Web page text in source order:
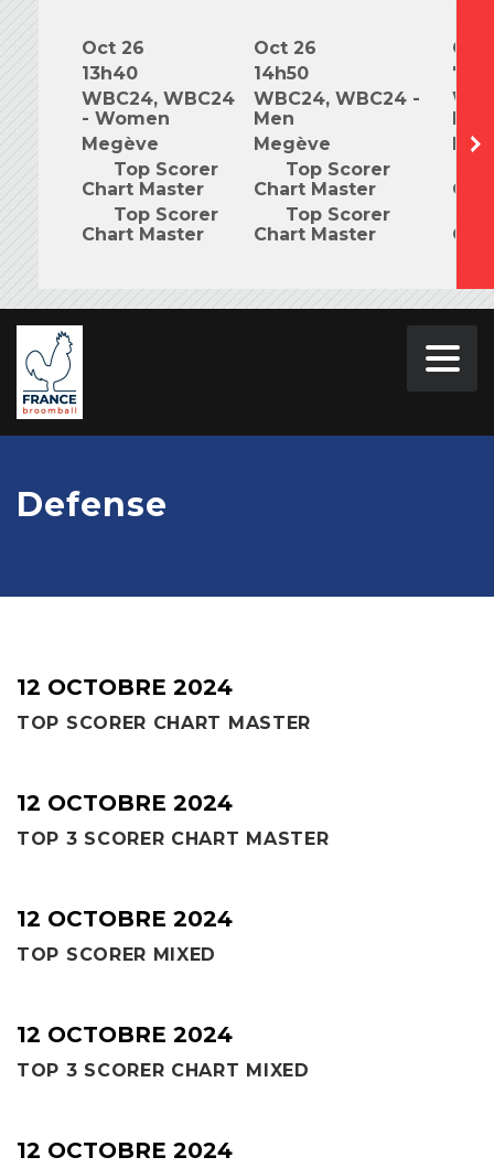
Oct 26
13h40
WBC24, WBC24
- Women
Megève
Top Scorer
Chart Master
Top Scorer
Chart Master
Oct 26
14h50
WBC24, WBC24 -
Men
Megève
Top Scorer
Chart Master
Top Scorer
Chart Master
Oct
Defense
12 OCTOBRE 2024
TOP SCORER CHART MASTER
12 OCTOBRE 2024
TOP 3 SCORER CHART MASTER
12 OCTOBRE 2024
TOP SCORER MIXED
12 OCTOBRE 2024
TOP 3 SCORER CHART MIXED
12 OCTOBRE 2024